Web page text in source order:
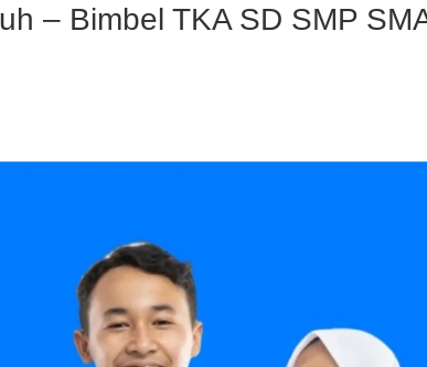
– Bimbel TKA SD SMP